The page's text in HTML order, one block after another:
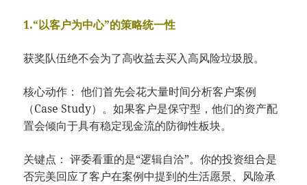
1.“以客户为中心”的策略统一性
获奖队伍绝不会为了高收益去买入高风险垃圾股。
核心动作： 他们首先会花大量时间分析客户案例
（Case Study）。如果客户是保守型，他们的资产配
置会倾向于具有稳定现金流的防御性板块。
关键点： 评委看重的是“逻辑自洽”。你的投资组合是
否完美回应了客户在案例中提到的生活愿景、风险承